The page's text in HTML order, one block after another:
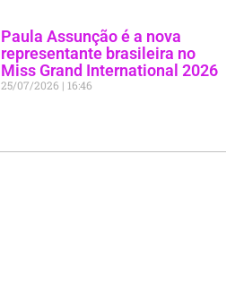
Paula Assunção é a nova
representante brasileira no
Miss Grand International 2026
25/07/2026 16:46